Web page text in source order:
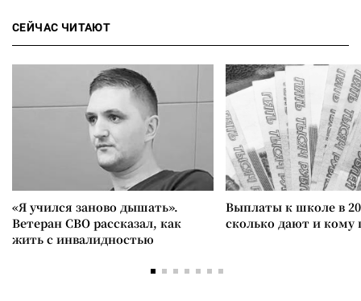
СЕЙЧАС ЧИТАЮТ
«Я учился заново дышать».
Ветеран СВО рассказал, как
жить с инвалидностью
Выплаты к школе в
сколько дают и